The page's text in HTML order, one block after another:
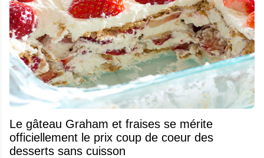
Le gâteau Graham et fraises se mérite
officiellement le prix coup de coeur des
desserts sans cuisson